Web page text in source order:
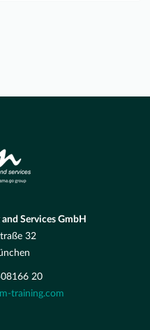
Services GmbH
32
20
training.com